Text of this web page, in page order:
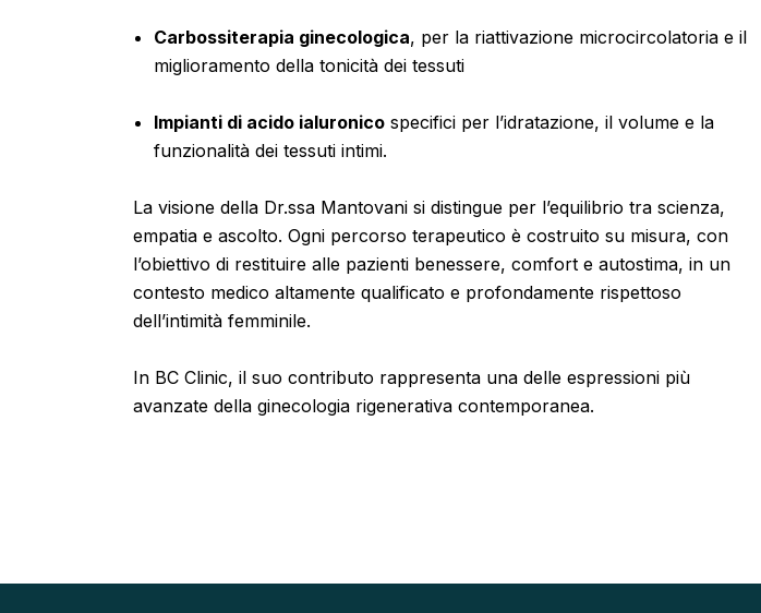
Carbossiterapia ginecologica, per la riattivazione microcircolatoria e il
miglioramento della tonicità dei tessuti
Impianti di acido ialuronico specifici per l’idratazione, il volume e la
funzionalità dei tessuti intimi.
La visione della Dr.ssa Mantovani si distingue per l’equilibrio tra scienza,
empatia e ascolto. Ogni percorso terapeutico è costruito su misura, con
l’obiettivo di restituire alle pazienti benessere, comfort e autostima, in un
contesto medico altamente qualificato e profondamente rispettoso
dell’intimità femminile.
In BC Clinic, il suo contributo rappresenta una delle espressioni più
avanzate della ginecologia rigenerativa contemporanea.